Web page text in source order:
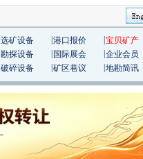
选矿设备 港口报价 宝贝矿产
勘探设备 国际展会 企业会员
破碎设备 矿区巷议 地勘简讯